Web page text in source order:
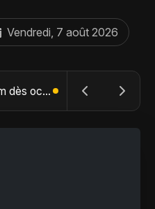
Vendredi, 7 août 2026
The Batman : Part II – Robert Pattinson replonge dans les ténèbres de Gotham dès octobre 2027